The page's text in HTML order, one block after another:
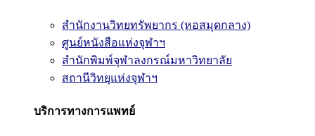
สำนักงานวิทยทรัพยากร (หอสมุดกลาง)
ศูนย์หนังสือแห่งจุฬาฯ
สำนักพิมพ์จุฬาลงกรณ์มหาวิทยาลัย
สถานีวิทยุแห่งจุฬาฯ
บริการทางการแพทย์